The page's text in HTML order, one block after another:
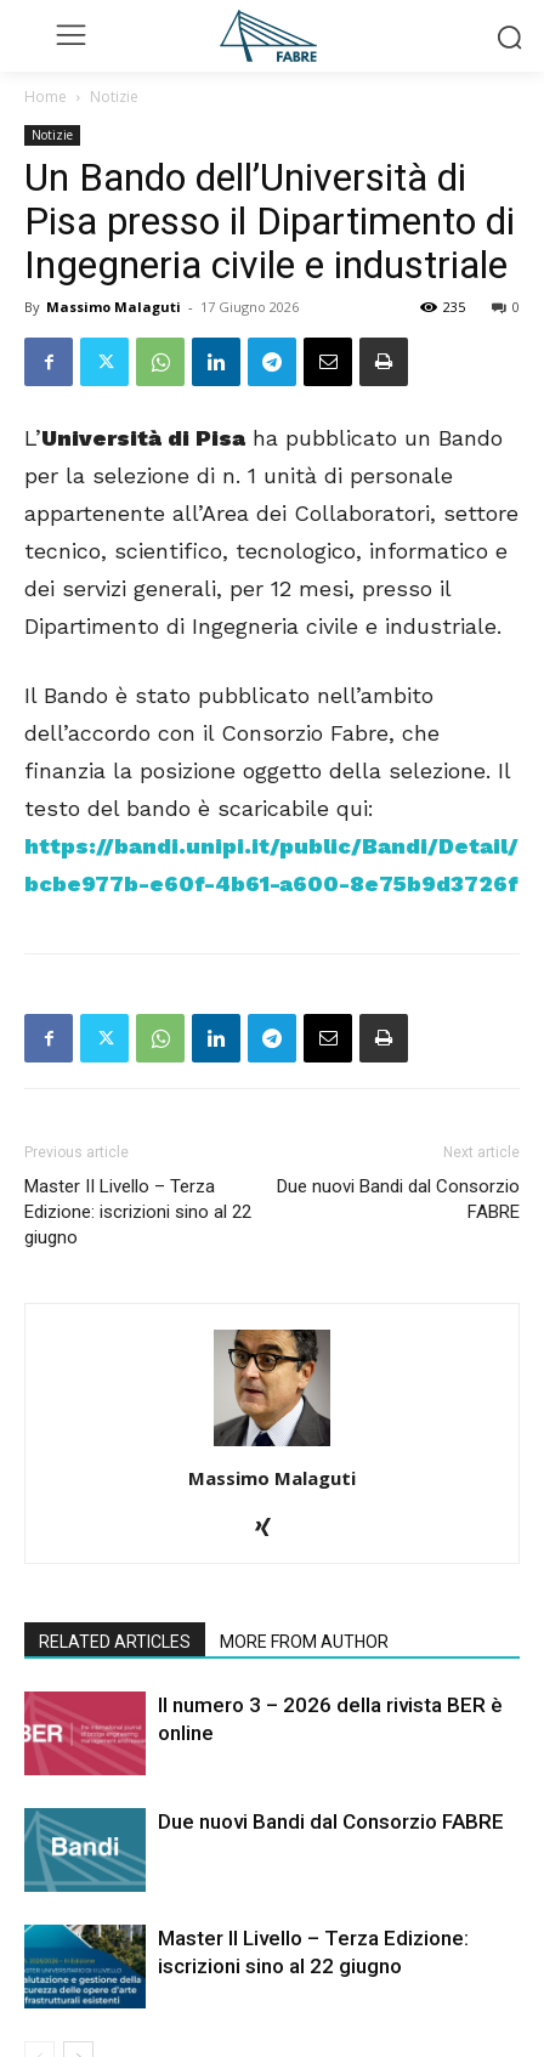
Home Notizie
Notizie
Un Bando dell’Università di
Pisa presso il Dipartimento di
Ingegneria civile e industriale
By Massimo Malaguti - 17 Giugno 2026 0
235
L’Università di Pisa ha pubblicato un Bando
per la selezione di n. 1 unità di personale
appartenente all’Area dei Collaboratori, settore
tecnico, scientifico, tecnologico, informatico e
dei servizi generali, per 12 mesi, presso il
Dipartimento di Ingegneria civile e industriale.
Il Bando è stato pubblicato nell’ambito
dell’accordo con il Consorzio Fabre, che
finanzia la posizione oggetto della selezione. Il
testo del bando è scaricabile qui:
https://bandi.unipi.it/public/Bandi/Detail/
bcbe977b-e60f-4b61-a600-8e75b9d3726f
Previous article
Master II Livello – Terza
Edizione: iscrizioni sino al 22
giugno
Next article
Due nuovi Bandi dal Consorzio
FABRE
Massimo Malaguti
RELATED ARTICLES MORE FROM AUTHOR
Il numero 3 – 2026 della rivista BER è
online
Due nuovi Bandi dal Consorzio FABRE
Master II Livello – Terza Edizione:
iscrizioni sino al 22 giugno